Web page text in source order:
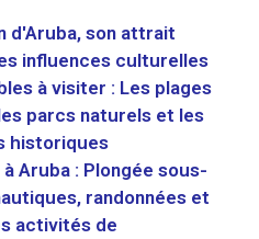
d'Aruba, son attrait
influences culturelles
à visiter : Les plages
parcs naturels et les
historiques
Aruba : Plongée sous-
randonnées et
activités de